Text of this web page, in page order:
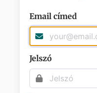
Email címed
Jelszó